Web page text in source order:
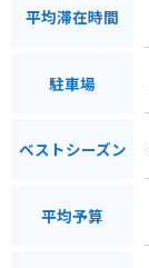
平均滞在時間
駐車場
ベストシーズン
平均予算